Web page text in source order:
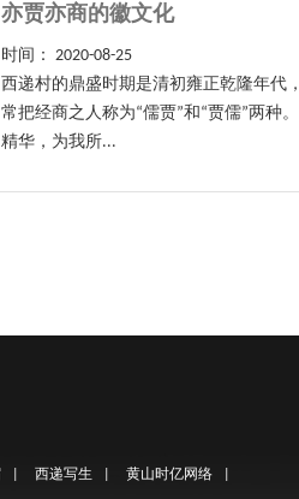
亦贾亦商的徽文化
时间： 2020-08-25
西递村的鼎盛时期是清初雍正乾隆年代
常把经商之人称为“儒贾”和“贾儒”两种
精华，为我所...